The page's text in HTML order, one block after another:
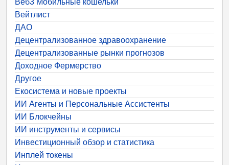
Вейтлист
ДАО
Децентрализованное здравоохранение
Децентрализованные рынки прогнозов
Доходное Фермерство
Другое
Екосистема и новые проекты
ИИ Агенты и Персональные Ассистенты
ИИ Блокчейны
ИИ инструменты и сервисы
Инвестиционный обзор и статистика
Инплей токены